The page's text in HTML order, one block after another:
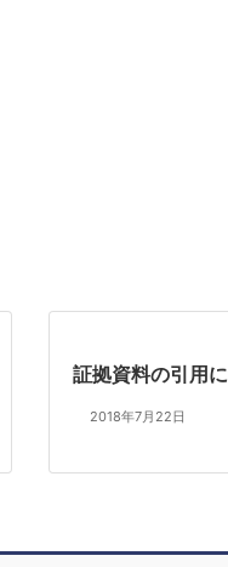
証拠資料の引用
2018年7月22日